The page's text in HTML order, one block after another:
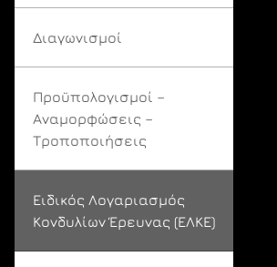
Διαγωνισμοί
Προϋπολογισμοί –
Αναμορφώσεις –
Τροποποιήσεις
Ειδικός Λογαριασμός
Κονδυλίων Έρευνας (ΕΛΚΕ)